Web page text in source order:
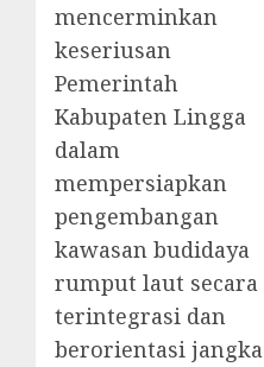
mencerminkan
keseriusan
Pemerintah
Kabupaten Lingga
dalam
mempersiapkan
pengembangan
kawasan budidaya
rumput laut secara
terintegrasi dan
berorientasi jangka